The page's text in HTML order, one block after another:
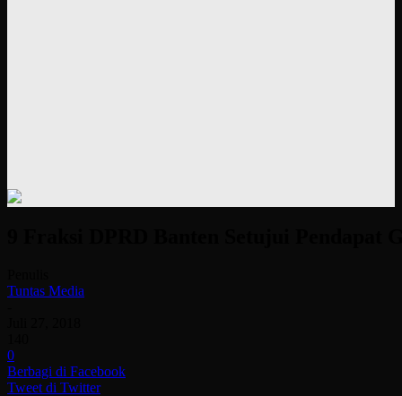
Tuntas Media
0
Berbagi di Facebook
Tweet di Twitter